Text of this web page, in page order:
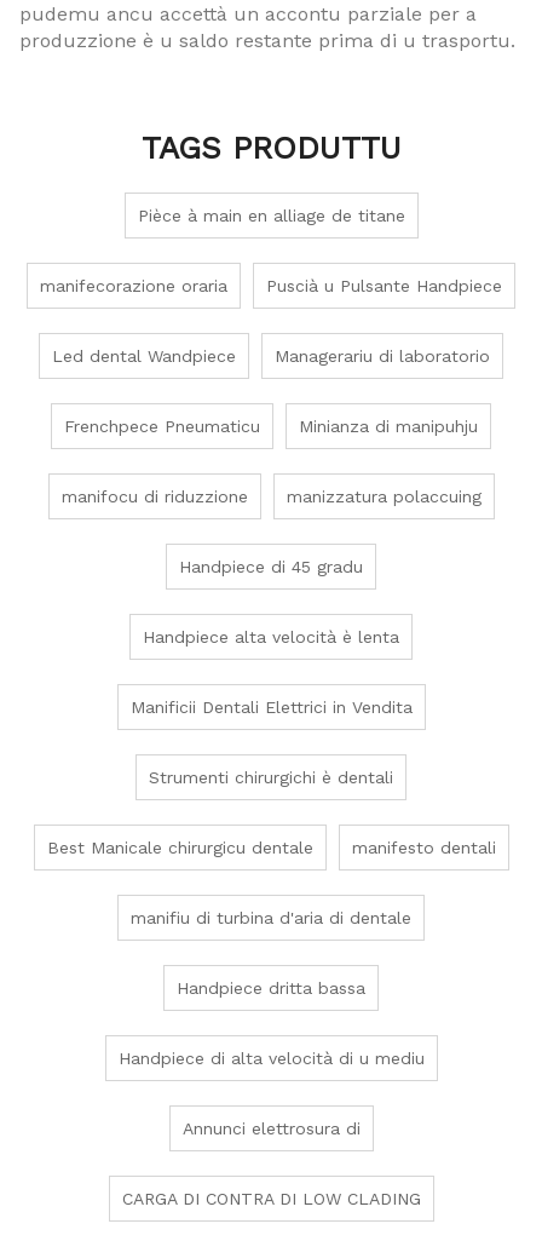
pudemu ancu accettà un accontu parziale per a
produzzione è u saldo restante prima di u trasportu.
TAGS PRODUTTU
Pièce à main en alliage de titane
manifecorazione oraria Puscià u Pulsante Handpiece
Led dental Wandpiece Managerariu di laboratorio
Frenchpece Pneumaticu Minianza di manipuhju
manifocu di riduzzione manizzatura polaccuing
Handpiece di 45 gradu
Handpiece alta velocità è lenta
Manificii Dentali Elettrici in Vendita
Strumenti chirurgichi è dentali
Best Manicale chirurgicu dentale manifesto dentali
manifiu di turbina d'aria di dentale
Handpiece dritta bassa
Handpiece di alta velocità di u mediu
Annunci elettrosura di
CARGA DI CONTRA DI LOW CLADING